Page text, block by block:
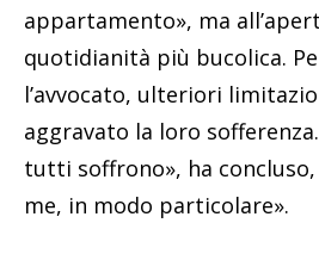
appartamento», ma
quotidianità più bucolica.
l’avvocato, ulteriori
aggravato la loro
tutti soffrono», ha
me, in modo particolare».